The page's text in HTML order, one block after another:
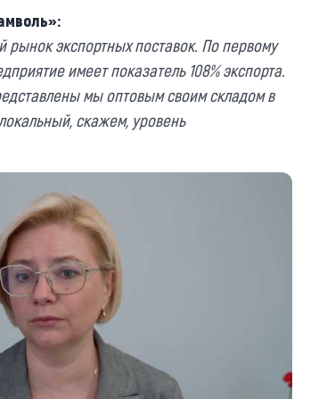
экспортных поставок. По первому
имеет показатель 108% экспорта.
мы оптовым своим складом в
скажем, уровень